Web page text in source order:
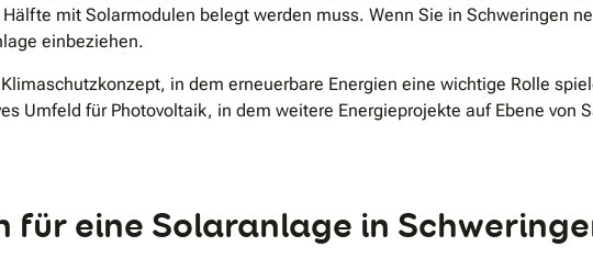
mit Solarmodulen belegt werden muss. Wenn Sie in Schweringen
einbeziehen.
in dem erneuerbare Energien eine wichtige Rolle
Umfeld für Photovoltaik, in dem weitere Energieprojekte auf Ebene von
für eine Solaranlage in